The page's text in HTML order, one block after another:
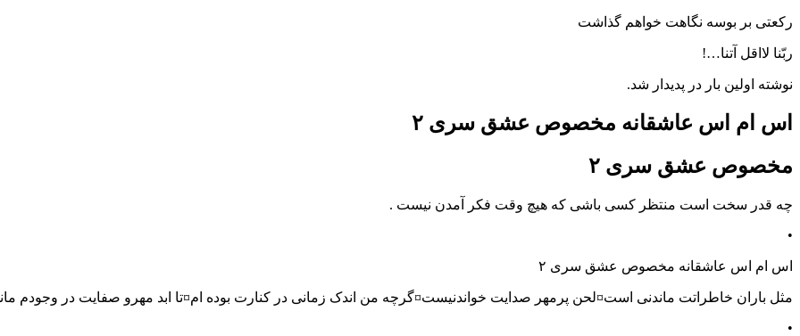
رکعتی بر بوسه نگاهت خواهم گذاشت
ربّنا لااقل آتنا…!
نوشته اولین بار در پدیدار شد.
اس ام اس عاشقانه مخصوص عشق سری ۲
مخصوص عشق سری ۲
چه قدر سخت است منتظر کسی باشی که هیچ وقت فکر آمدن نیست .
•
اس ام اس عاشقانه مخصوص عشق سری ۲
مثل باران خاطراتت ماندنی است¤لحن پرمهر صدایت خواندنیست¤گرچه من اندک زمانى در کنارت بوده ام¤تا ابد مهرو صفایت در وجودم
•